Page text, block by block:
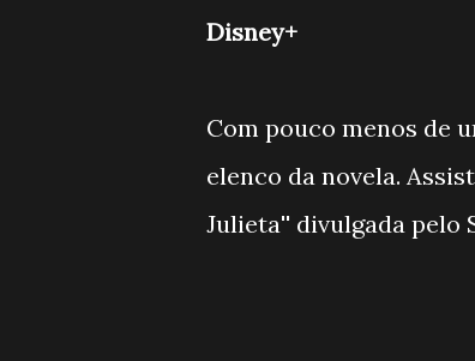
Disney+
Com pouco menos de
elenco da novela.
Julieta'' divulgada pelo